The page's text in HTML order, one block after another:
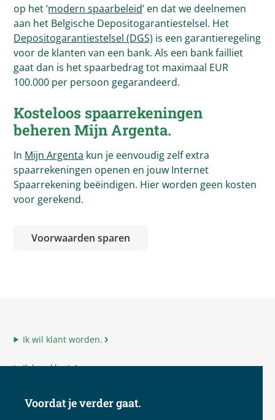
Voordat je verder gaat.
op het ‘modern spaarbeleid’ en dat we deelnemen
aan het Belgische Depositogarantiestelsel. Het
Depositogarantiestelsel (DGS) is een garantieregeling
voor de klanten van een bank. Als een bank failliet
gaat dan is het spaarbedrag tot maximaal EUR
100.000 per persoon gegarandeerd.
Kosteloos spaarrekeningen
beheren MijnArgenta.
In Mijn Argenta kun je eenvoudig zelf extra
spaarrekeningen openen en jouw Internet
Spaarrekening beëindigen. Hier worden geen kosten
voor gerekend.
Voorwaarden sparen
Ik wil klant worden.
Ik ben klant.
Ik ben adviseur.